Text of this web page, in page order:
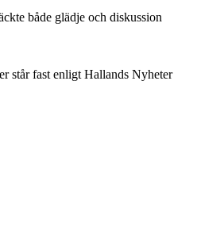
både glädje och diskussion
står fast enligt Hallands Nyheter